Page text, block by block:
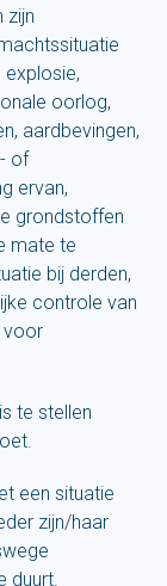
zijn
explosie,
oorlog,
aardbevingen,
of
ervan,
grondstoffen
mate te
bij derden,
controle van
voor
te stellen
een situatie
zijn/haar
duurt.